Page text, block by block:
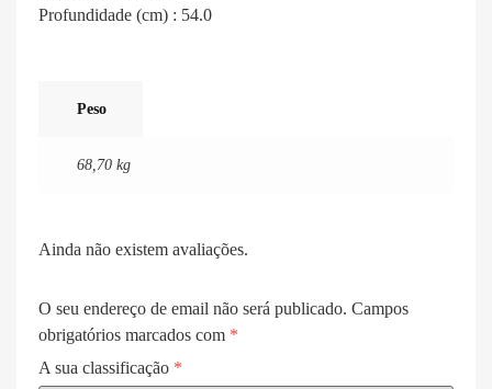
Profundidade (cm) : 54.0
Peso
68,70 kg
Ainda não existem avaliações.
O seu endereço de email não será publicado. Campos
obrigatórios marcados com *
A sua classificação *